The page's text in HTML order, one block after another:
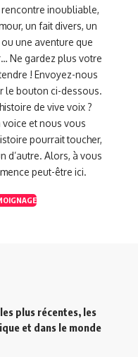
inoubliable,
un fait divers, un
une aventure que
Ne gardez plus votre
! Envoyez-nous
le bouton ci-dessous.
de vive voix ?
et nous vous
pourrait toucher,
d’autre. Alors, à vous
peut-être ici.
plus récentes, les
et dans le monde